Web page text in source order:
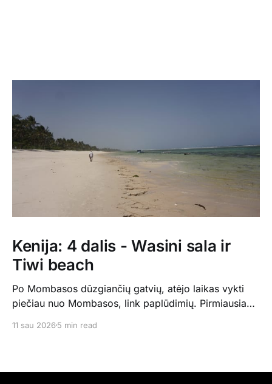
Kenija: 4 dalis - Wasini sala ir
Tiwi beach
Po Mombasos dūzgiančių gatvių, atėjo laikas vykti
piečiau nuo Mombasos, link paplūdimių. Pirmiausia
Kisite nacionalionio parko Indijos vandenyne. Ten
gamino visus maistus. Saloje praktiškai nieko nėra,
11 sau 20265 min read